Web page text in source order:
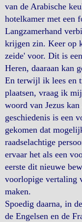
van de Arabische
hotelkamer met een
Langzamerhand
krijgen zin. Keer op
zeide' voor. Dit is
Heren, daaraan kan
En terwijl ik lees en
plaatsen, vraag ik
woord van Jezus
geschiedenis is een
gekomen dat
raadselachtige
ervaar het als een
eerste dit nieuwe
voorlopige vertaling
maken.
Spoedig daarna, in
de Engelsen en de